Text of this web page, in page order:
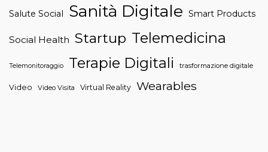
Salute Social Sanità Digitale Smart Products
Social Health Startup Telemedicina
Telemonitoraggio Terapie Digitali trasformazione digitale
Video Video Visita Virtual Reality Wearables